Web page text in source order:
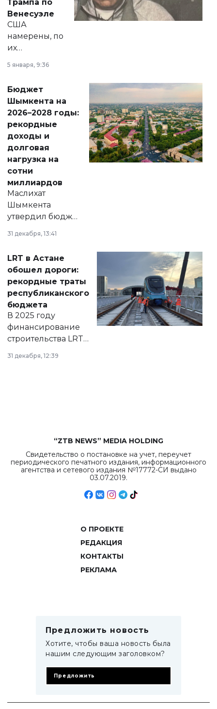
личного здоровья.
Трампа по
Венесуэле
США
намерены, по
их
принести
народу
Венесуэлы.
5 января, 9:36
Бюджет
Шымкента на
2026–2028 годы:
рекордные
доходы и
долговая
нагрузка на
сотни
миллиардов
Маслихат
Шымкента
утвердил бюджет
города на 2026–
2028 годы.
документ
появился в базе
нормативных
правовых актов и
на сайте маслихат
города.
31 декабря, 13:41
LRT в Астане
обошел дороги:
рекордные траты
республиканского
бюджета
В 2025 году
финансирование
строительства LRT
в Астане из
республиканского
31 декабря, 12:39
“ZTB NEWS” MEDIA HOLDING
Свидетельство о постановке на учет, переучет
периодического печатного издания, информационного
агентства и сетевого издания №17772-СИ выдано
03.07.2019.
О ПРОЕКТЕ
РЕДАКЦИЯ
КОНТАКТЫ
РЕКЛАМА
Предложить новость
Хотите, чтобы ваша новость была
нашим следующим заголовком?
Предложить